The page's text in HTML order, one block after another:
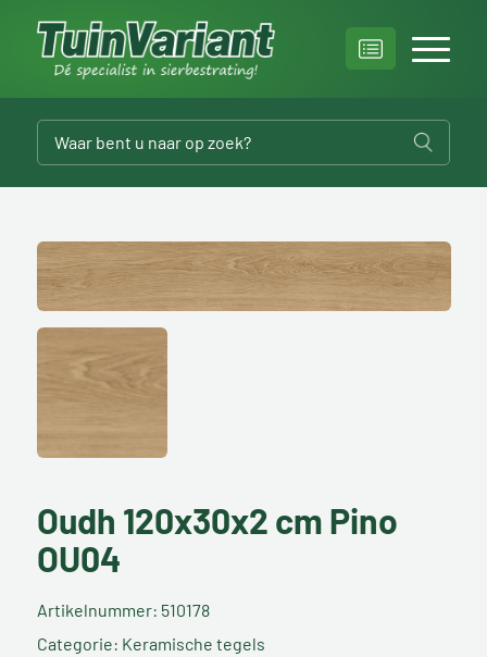
Oudh 120x30x2 cm Pino
OU04
Artikelnummer: 510178
Categorie: Keramische tegels